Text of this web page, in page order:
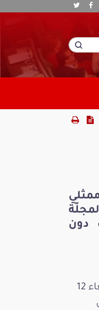
411 من المجلّة
دون
عقدت لجنة التشريع العام جلسة يوم الأربعاء 12